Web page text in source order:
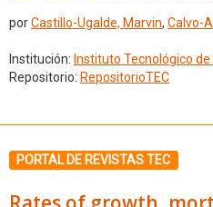
porCastillo-Ugalde, Marvin, Calvo-
Institución: Instituto Tecnológico de
Repositorio: RepositorioTEC
PORTAL DE REVISTAS TEC